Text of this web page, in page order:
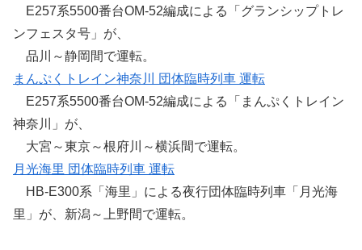
E257系5500番台OM-52編成による「グランシップトレ
ンフェスタ号」が、
品川～静岡間で運転。
まんぷくトレイン神奈川 団体臨時列車 運転
E257系5500番台OM-52編成による「まんぷくトレイン
神奈川」が、
大宮～東京～根府川～横浜間で運転。
月光海里 団体臨時列車 運転
HB-E300系「海里」による夜行団体臨時列車「月光海
里」が、新潟～上野間で運転。